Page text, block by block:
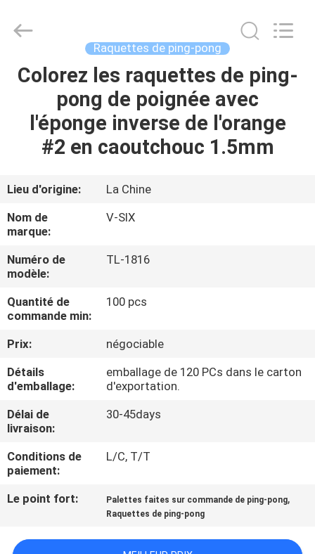
MAISON
À
PROPOS
DE
NOUS
DE
L'USINE
CONTRÔLE
DE
LA
QUALITÉ
NOUS
Dunya
Sports
Rights
Reserved.
Raquettes de ping-pong
Colorez les raquettes de ping-
pong de poignée avec
l'éponge inverse de l'orange
#2 en caoutchouc 1.5mm
Lieu d'origine:
La Chine
Nom de
marque:
V-SIX
Numéro de
modèle:
TL-1816
Quantité de
commande min:
100 pcs
Prix:
négociable
Détails
d'emballage:
emballage de 120 PCs dans le carton
d'exportation.
Délai de
livraison:
30-45days
Conditions de
paiement:
L/C, T/T
Le point fort: Palettes faites sur commande de ping-pong,
Raquettes de ping-pong